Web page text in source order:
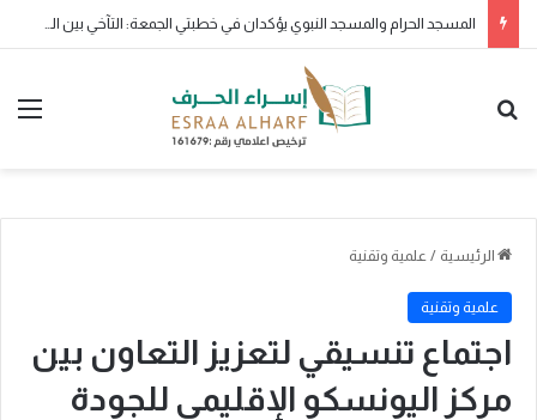
المسجد الحرام والمسجد النبوي يؤكدان في خطبتي الجمعة: التآخي بين المسلمين سبيل القوة.. والتمسك بالكتاب والسنة طريق السعادة
الرئيسية / علمية وتقنية
علمية وتقنية
اجتماع تنسيقي لتعزيز التعاون بين
مركز اليونسكو الإقليمي للجودة